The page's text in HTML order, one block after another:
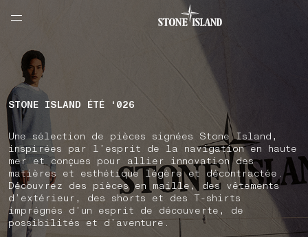
NAVIGATION.ARIA.GOTOMAINCONTENT
LABEL.SHOPPINGCOUNTRY BELGIQUE
STONE ISLAND ÉTÉ ‘026
Une sélection de pièces signées Stone Island,
inspirées par l’esprit de la navigation en haute
mer et conçues pour allier innovation des
matières et esthétique légère et décontractée.
Découvrez des pièces en maille, des vêtements
d’extérieur, des shorts et des T-shirts
imprégnés d’un esprit de découverte, de
possibilités et d’aventure.